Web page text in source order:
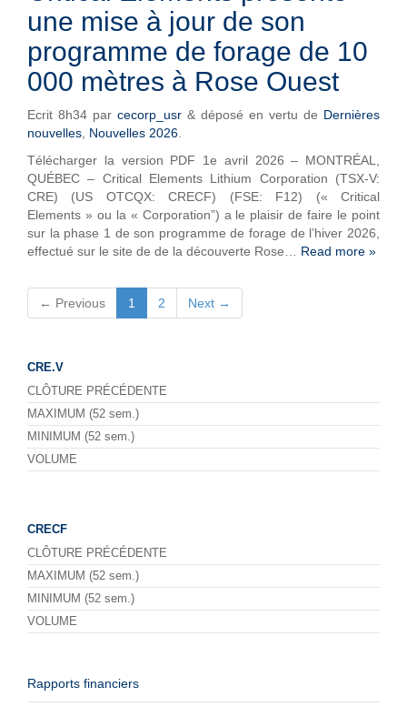
une mise à jour de son
programme de forage de 10
000 mètres à Rose Ouest
Ecrit 8h34 par cecorp_usr & déposé en vertu de Dernières
nouvelles Nouvelles 2026
Télécharger la version PDF 1e avril 2026 – MONTRÉAL,
QUÉBEC – Critical Elements Lithium Corporation (TSX-V:
CRE) (US OTCQX: CRECF) (FSE: F12) (« Critical
Elements » ou la « Corporation”) a le plaisir de faire le point
sur la phase 1 de son programme de forage de l’hiver 2026,
effectué sur le site de de la découverte Rose… Read more »
← Previous 1 2 Next →
CRE.V
CLÔTURE PRÉCÉDENTE
MAXIMUM (52 sem.)
MINIMUM (52 sem.)
VOLUME
CRECF
CLÔTURE PRÉCÉDENTE
MAXIMUM (52 sem.)
MINIMUM (52 sem.)
VOLUME
Rapports financiers